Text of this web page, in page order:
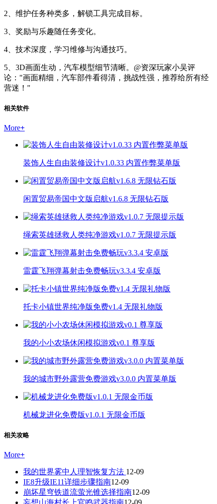
2、维护任务种类多，解锁工具完成目标。
3、奖励与乐趣随任务变化。
4、技术深度，学习维修与沟通技巧。
5、3D画面生动，汽车模型细节清晰。@资深玩家小吴评
论："画面精细，汽车部件看得清，挑战性强，推荐给所有经
营迷！"
相关软件
More+
装饰人生自由装修设计v1.0.33 内置作弊菜单版
闲置贸易帝国中文版启航v1.6.8 无限钻石版
绳索英雄拯救人类纯净游戏v1.0.7 无限提示版
雷霆飞翔弹幕射击免费畅玩v3.3.4 安卓版
托卡小镇世界纯净版免费v1.4 无限礼物版
我的小小农场休闲模拟游戏v0.1 尊享版
我的城市野外露营免费游戏v3.0.0 内置菜单版
机械龙进化免费版v1.0.1 无限金币版
相关攻略
More+
我的世界雾中人理智恢复方法 12-09
IE8升级IE11详细步骤指南12-09
崩坏星穹铁道流萤光锥选择指南12-09